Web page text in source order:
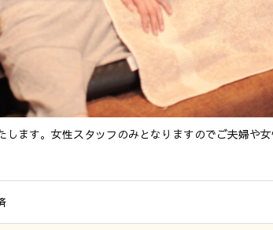
ます。女性スタッフのみとなりますのでご夫婦や